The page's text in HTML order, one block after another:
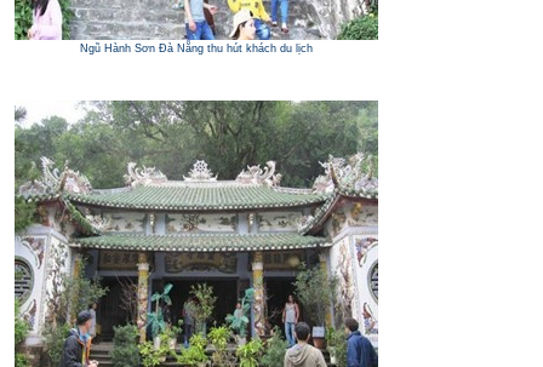
Ngũ Hành Sơn Đà Nẵng thu hút khách du lịch